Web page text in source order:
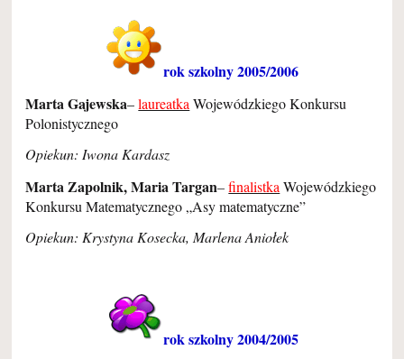
rok szkolny 2005/2006
Marta Gajewska–laureatka Wojewódzkiego Konkursu
Polonistycznego
Opiekun: Iwona Kardasz
Marta Zapolnik, Maria Targan–finalistka Wojewódzkiego
Konkursu Matematycznego „Asy matematyczne”
Opiekun: Krystyna Kosecka, Marlena Aniołek
rok szkolny 2004/2005